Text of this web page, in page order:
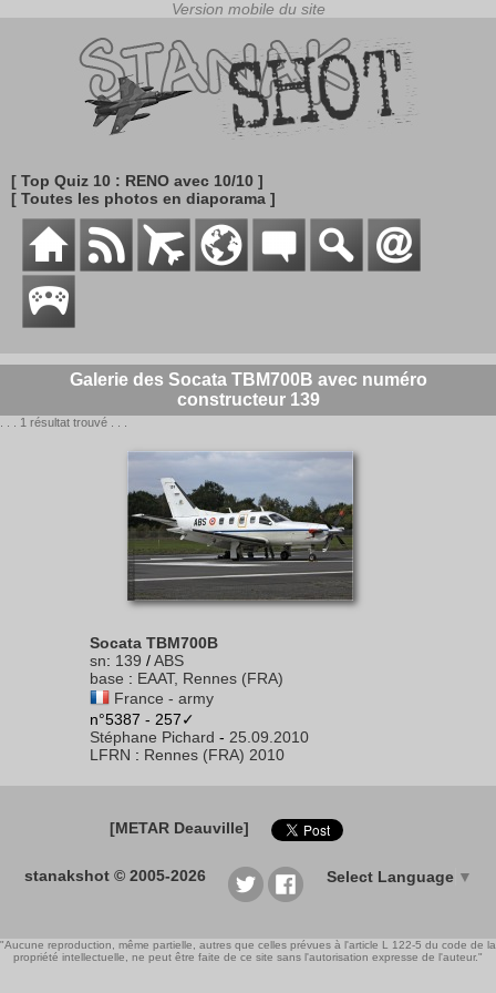
[ Top Quiz 10 : RENO avec 10/10 ]
[ Toutes les photos en diaporama ]
Galerie des Socata TBM700B avec numéro
constructeur 139
. . . 1 résultat trouvé . . .
Socata TBM700B
sn: 139 /ABS
base : EAAT, Rennes (FRA)
France - army
n°5387 - 257✓
Stéphane Pichard - 25.09.2010
LFRN : Rennes (FRA) 2010
[METAR Deauville]
stanakshot © 2005-2026 Select Language ▼
"Aucune reproduction, même partielle, autres que celles prévues à l'article L 122-5 du code de la
propriété intellectuelle, ne peut être faite de ce site sans l'autorisation expresse de l'auteur."